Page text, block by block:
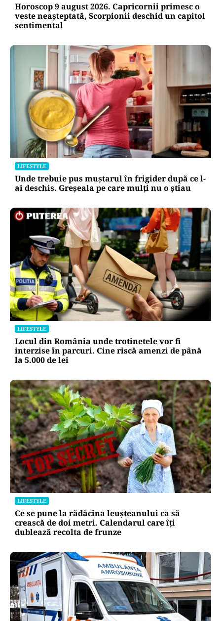
Horoscop 9 august 2026. Capricornii primesc o
veste neașteptată, Scorpionii deschid un capitol
sentimental
LIFESTYLE
Unde trebuie pus muștarul în frigider după ce l-
ai deschis. Greșeala pe care mulți nu o știau
LIFESTYLE
Locul din România unde trotinetele vor fi
interzise în parcuri. Cine riscă amenzi de până
la 5.000 de lei
LIFESTYLE
Ce se pune la rădăcina leușteanului ca să
crească de doi metri. Calendarul care îți
dublează recolta de frunze